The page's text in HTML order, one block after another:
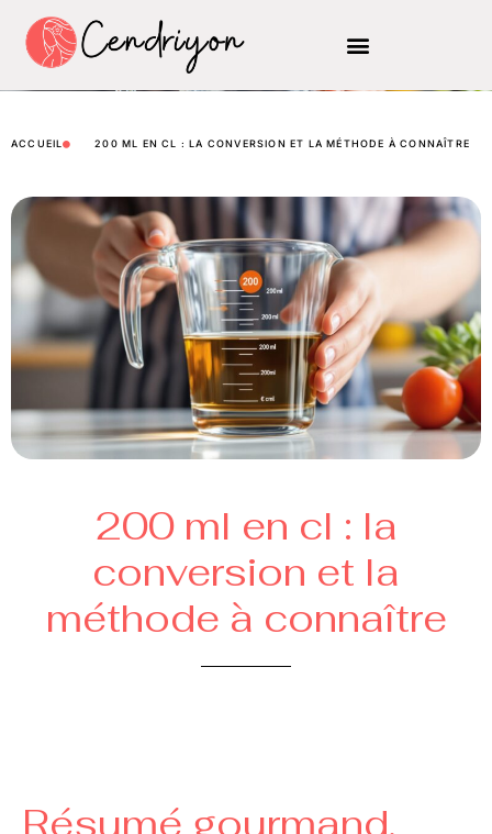
ACCUEIL 200 ML EN CL : LA CONVERSION ET LA MÉTHODE À CONNAÎTRE
200 ml en cl : la
conversion et la
méthode à connaître
Résumé gourmand,